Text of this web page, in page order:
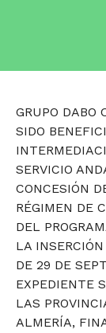
GRUPO DABO
SIDO
SERVICIO
CONCESIÓN
RÉGIMEN DE
DEL
LA
DE 29 DE
EXPEDIENTE
LAS
ALMERÍA,